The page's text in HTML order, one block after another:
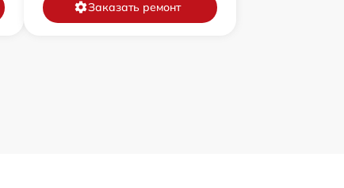
Заказать ремонт